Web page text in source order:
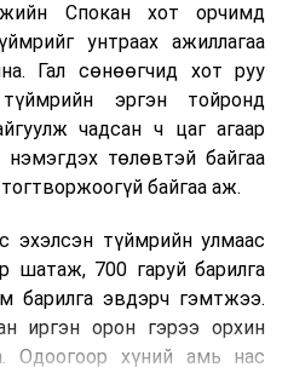
Спокан хот орчимд
унтраах ажиллагаа
Гал сөнөөгчид хот руу
эргэн тойронд
чадсан ч цаг агаар
төлөвтэй байгаа
байгаа аж.
эхэлсэн түймрийн улмаас
шатаж, 700 гаруй барилга
барилга эвдэрч гэмтжээ.
иргэн орон гэрээ орхин
Одоогоор хүний амь нас